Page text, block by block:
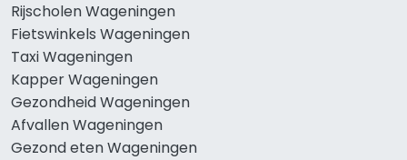
Rijscholen Wageningen
Fietswinkels Wageningen
Taxi Wageningen
Kapper Wageningen
Gezondheid Wageningen
Afvallen Wageningen
Gezond eten Wageningen